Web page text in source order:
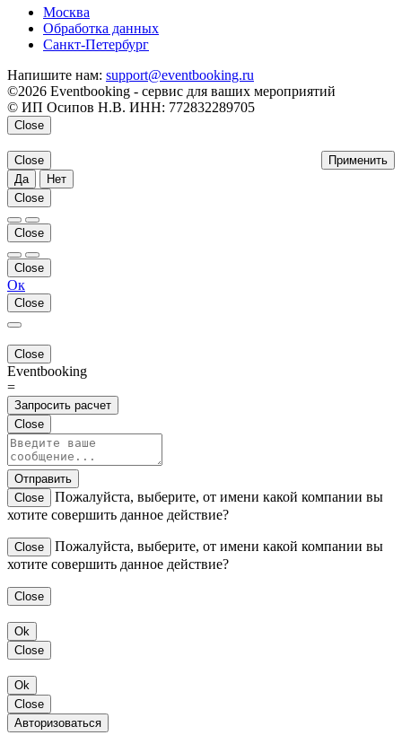
Москва
Обработка данных
Санкт-Петербург
Напишите нам: support@eventbooking.ru
©2026 Eventbooking - сервис для ваших мероприятий
© ИП Осипов Н.В. ИНН: 772832289705
Close
Применить
Close
Да
Нет
Close
Close
Close
Ок
Close
Close
Eventbooking
=
Запросить расчет
Close
Отправить
Close
Пожалуйста, выберите, от имени какой компании вы
хотите совершить данное действие?
Close
Пожалуйста, выберите, от имени какой компании вы
хотите совершить данное действие?
Close
Ok
Close
Ok
Close
Авторизоваться